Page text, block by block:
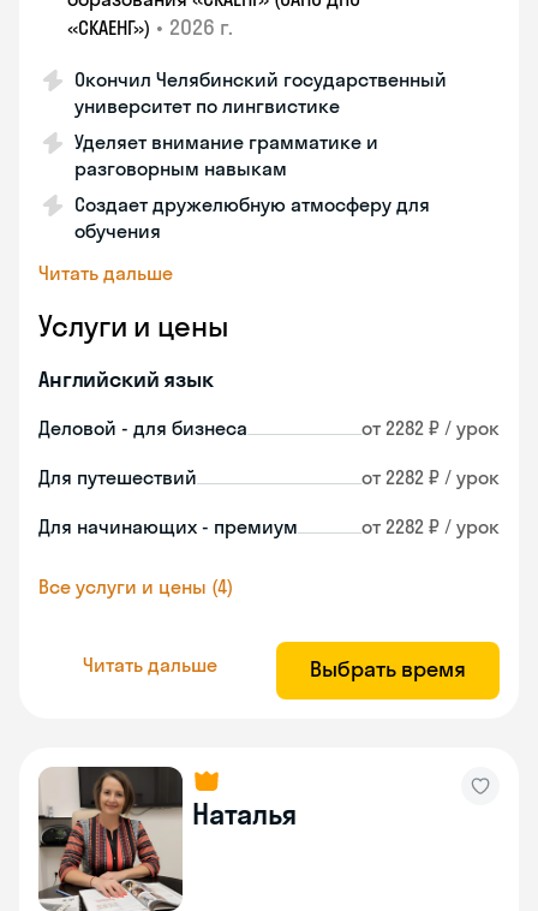
«СКАЕНГ») • 2026 г.
Окончил Челябинский государственный
университет по лингвистике
Уделяет внимание грамматике и
разговорным навыкам
Создает дружелюбную атмосферу для
обучения
Читать дальше
Услуги и цены
Английский язык
Деловой - для бизнеса от 2282 ₽ / урок
Для путешествий от 2282 ₽ / урок
Для начинающих - премиум от 2282 ₽ / урок
Все услуги и цены (4)
Читать дальше Выбрать время
Наталья